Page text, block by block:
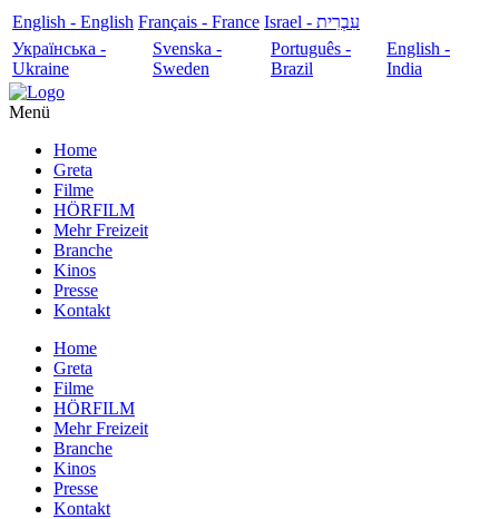
English - English Français - France
עִבְרִית - Israel
Українська -
Ukraine
Svenska -
Sweden
Português -
Brazil
English -
India
Menü
Home
Greta
Filme
HÖRFILM
Mehr Freizeit
Branche
Kinos
Presse
Kontakt
Home
Greta
Filme
HÖRFILM
Mehr Freizeit
Branche
Kinos
Presse
Kontakt